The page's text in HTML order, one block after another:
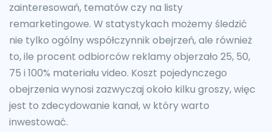
zainteresowań, tematów czy na listy
remarketingowe. W statystykach możemy śledzić
nie tylko ogólny współczynnik obejrzeń, ale również
to, ile procent odbiorców reklamy objerzało 25, 50,
75 i 100% materiału video. Koszt pojedynczego
obejrzenia wynosi zazwyczaj około kilku groszy, więc
jest to zdecydowanie kanał, w który warto
inwestować.